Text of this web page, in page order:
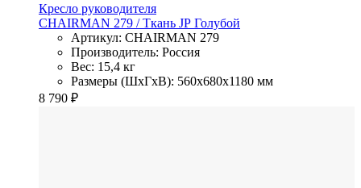
Кресло руководителя
CHAIRMAN 279 / Ткань JP Голубой
Артикул: CHAIRMAN 279
Производитель: Россия
Вес: 15,4 кг
Размеры (ШхГхВ): 560x680x1180 мм
8 790 ₽